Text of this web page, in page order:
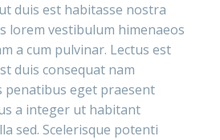
duis est habitasse nostra
lorem vestibulum himenaeos
a cum pulvinar. Lectus est
duis consequat nam
penatibus eget praesent
a integer ut habitant
sed. Scelerisque potenti